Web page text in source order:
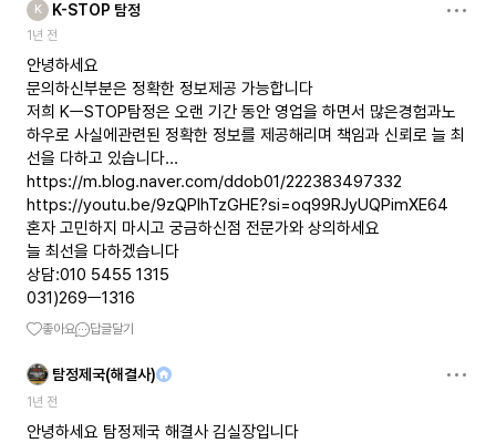
K K-STOP 탐정
1년 전
안녕하세요
문의하신부분은 정확한 정보제공 가능합니다
저희 KㅡSTOP탐정은 오랜 기간 동안 영업을 하면서 많은경험과노
하우로 사실에관련된 정확한 정보를 제공해리며 책임과 신뢰로 늘 최
https://m.blog.naver.com/ddob01/222383497332
https://youtu.be/9zQPIhTzGHE?si=oq99RJyUQPimXE64
혼자 고민하지 마시고 궁금하신점 전문가와 상의하세요
늘 최선을 다하겠습니다
상담:010 5455 1315
031)269ㅡ1316
좋아요 답글달기
탐정제국(해결사)
1년 전
안녕하세요 탐정제국 해결사 김실장입니다